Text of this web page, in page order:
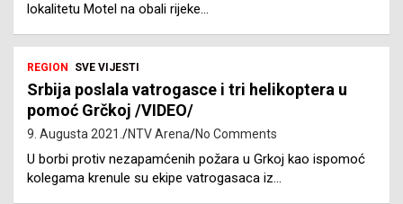
lokalitetu Motel na obali rijeke…
REGION SVE VIJESTI
Srbija poslala vatrogasce i tri helikoptera u
pomoć Grčkoj /VIDEO/
9. Augusta 2021. NTV Arena No Comments
U borbi protiv nezapamćenih požara u Grkoj kao ispomoć
kolegama krenule su ekipe vatrogasaca iz…